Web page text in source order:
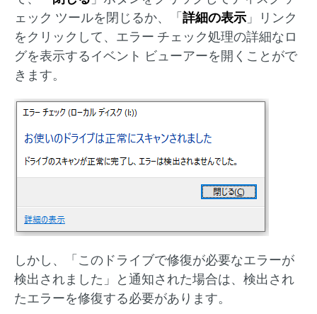
ェック ツールを閉じるか、「詳細の表示 」リンク
をクリックして、エラー チェック処理の詳細なロ
グを表示するイベント ビューアーを開くことがで
きます。
しかし、「このドライブで修復が必要なエラーが
検出されました」と通知された場合は、検出され
たエラーを修復する必要があります。